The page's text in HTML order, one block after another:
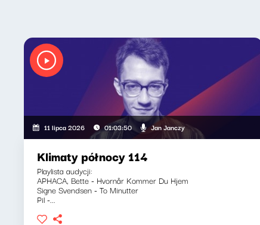
11 lipca 2026 01:03:50 Jan Janczy
Klimaty północy 114
Playlista audycji:
APHACA, Bette - Hvornår Kommer Du Hjem
Signe Svendsen - To Minutter
Pil -...